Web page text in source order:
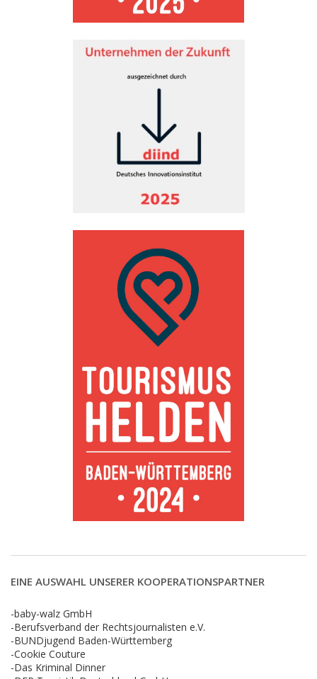
EINE AUSWAHL UNSERER KOOPERATIONSPARTNER
-baby-walz GmbH
-Berufsverband der Rechtsjournalisten e.V.
-BUNDjugend Baden-Württemberg
-Cookie Couture
-Das Kriminal Dinner